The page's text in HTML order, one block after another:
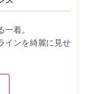
着。
インを綺麗に見せ